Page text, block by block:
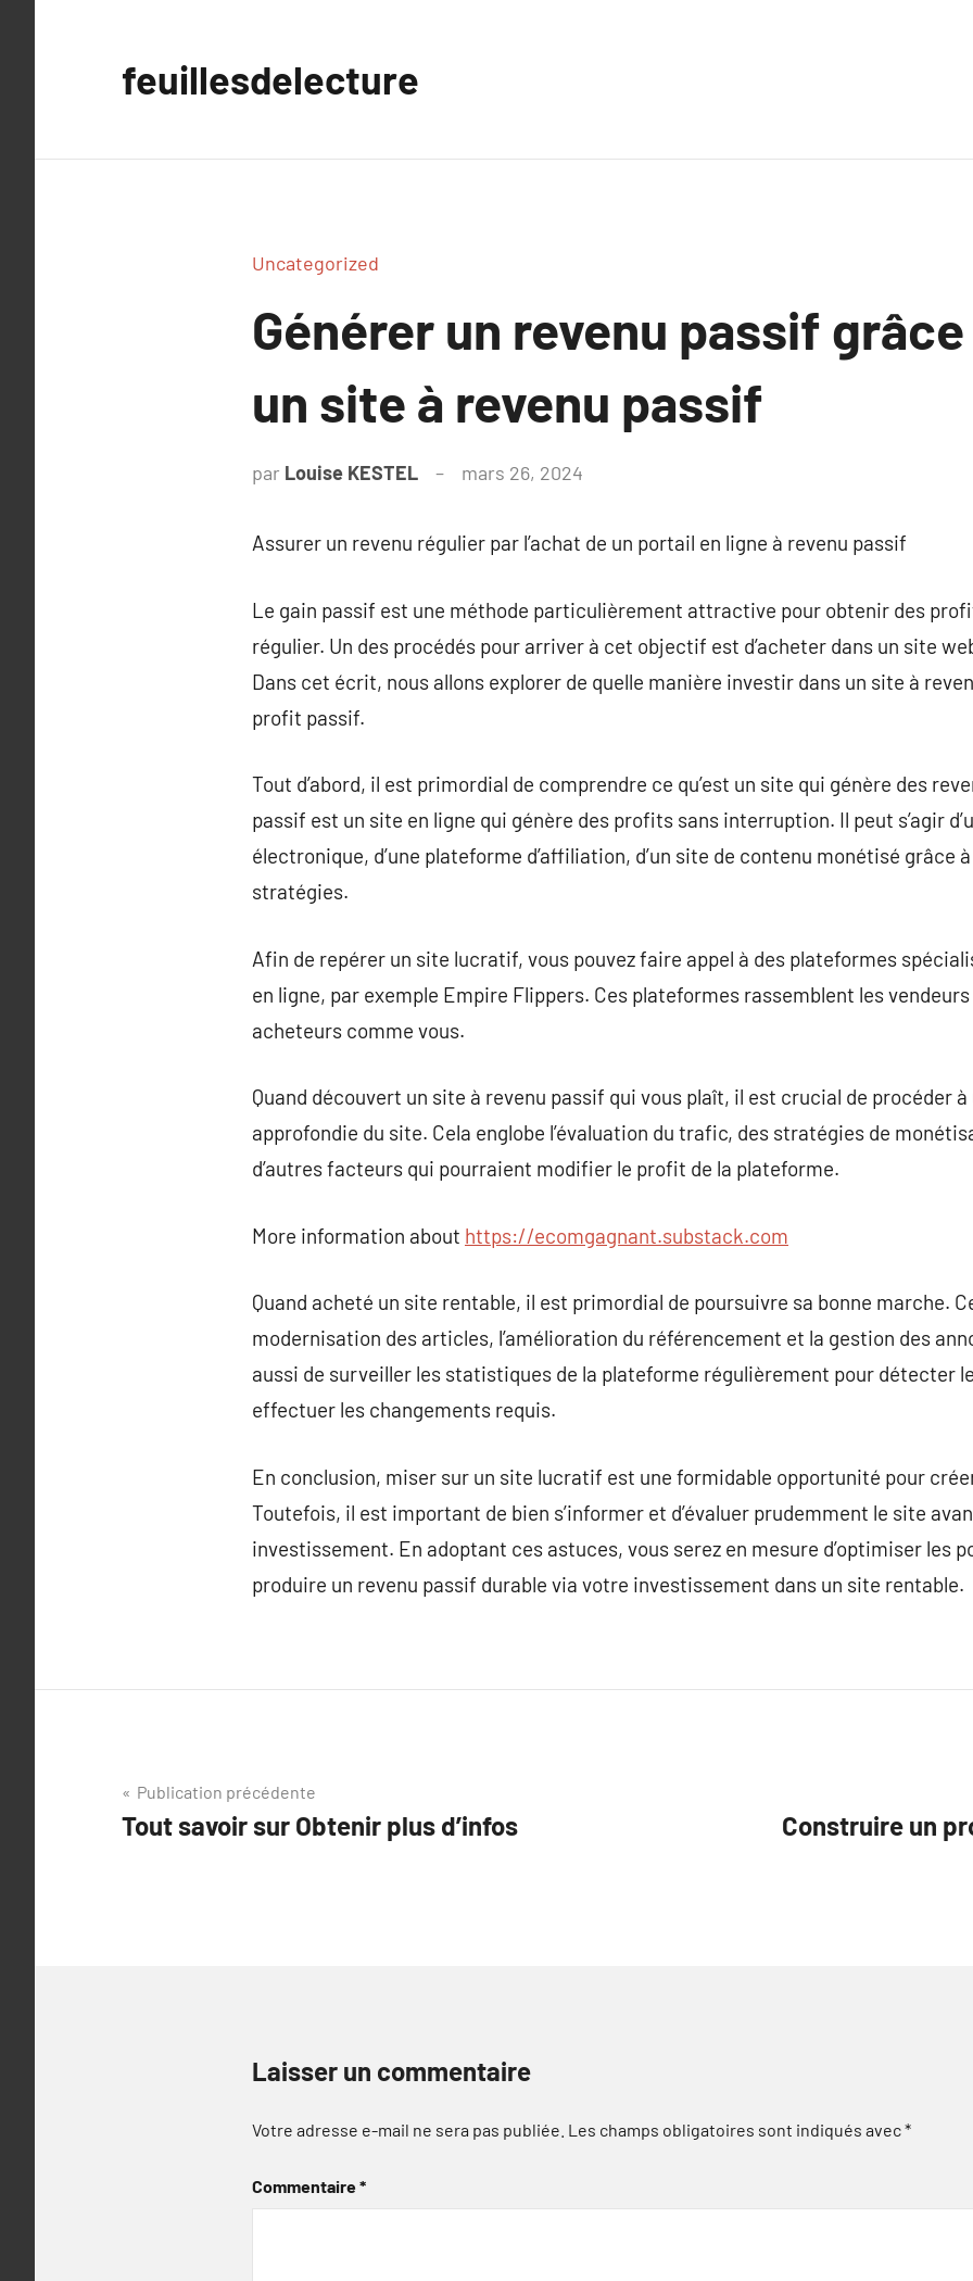
feuillesdelecture
Uncategorized
Générer un revenu passif grâce
un site à revenu passif
par Louise KESTEL mars 26, 2024
Assurer un revenu régulier par l’achat de un portail en ligne à revenu passif
Le gain passif est une méthode particulièrement attractive pour obtenir des
régulier. Un des procédés pour arriver à cet objectif est d’acheter dans un site
Dans cet écrit, nous allons explorer de quelle manière investir dans un site à
profit passif.
Tout d’abord, il est primordial de comprendre ce qu’est un site qui génère des
passif est un site en ligne qui génère des profits sans interruption. Il peut s’agir
électronique, d’une plateforme d’affiliation, d’un site de contenu monétisé grâce
stratégies.
Afin de repérer un site lucratif, vous pouvez faire appel à des plateformes
en ligne, par exemple Empire Flippers. Ces plateformes rassemblent les
acheteurs comme vous.
Quand découvert un site à revenu passif qui vous plaît, il est crucial de procéder
approfondie du site. Cela englobe l’évaluation du trafic, des stratégies de
d’autres facteurs qui pourraient modifier le profit de la plateforme.
More information about https://ecomgagnant.substack.com
Quand acheté un site rentable, il est primordial de poursuivre sa bonne marche.
modernisation des articles, l’amélioration du référencement et la gestion des
aussi de surveiller les statistiques de la plateforme régulièrement pour détecter
effectuer les changements requis.
En conclusion, miser sur un site lucratif est une formidable opportunité pour
Toutefois, il est important de bien s’informer et d’évaluer prudemment le site
investissement. En adoptant ces astuces, vous serez en mesure d’optimiser les
produire un revenu passif durable via votre investissement dans un site rentable.
Navigation
de
Publication précédente
Tout savoir sur Obtenir plus d’infos
Construire un
Laisser un commentaire
Votre adresse e-mail ne sera pas publiée. Les champs obligatoires sont indiqués avec*
Commentaire*